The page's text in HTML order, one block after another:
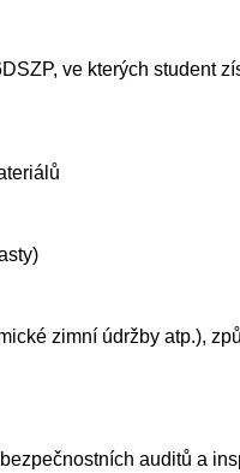
ve kterých student
zimní údržby atp.),
auditů a